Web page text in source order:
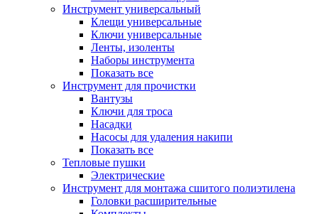
Инструмент универсальный
Клещи универсальные
Ключи универсальные
Ленты, изоленты
Наборы инструмента
Показать все
Инструмент для прочистки
Вантузы
Ключи для троса
Насадки
Насосы для удаления накипи
Показать все
Тепловые пушки
Электрические
Инструмент для монтажа сшитого полиэтилена
Головки расширительные